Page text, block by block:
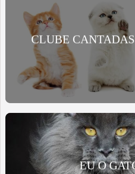
CLUBE
EU O